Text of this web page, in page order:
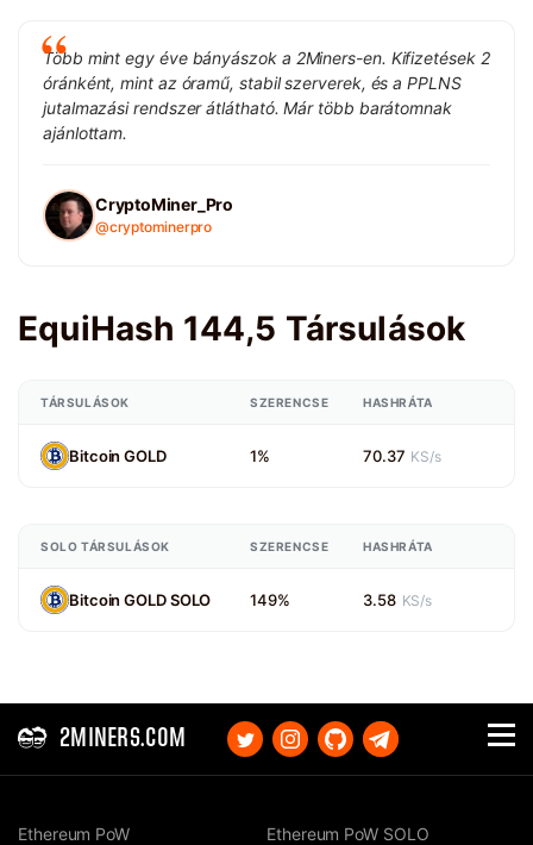
Több mint egy éve bányászok a 2Miners-en. Kifizetések 2
óránként, mint az óramű, stabil szerverek, és a PPLNS
jutalmazási rendszer átlátható. Már több barátomnak
ajánlottam.
CryptoMiner_Pro
@cryptominerpro
EquiHash 144,5 Társulások
TÁRSULÁSOK SZERENCSE HASHRÁTA
Bitcoin GOLD 1% 70.37 KS/s
SOLO TÁRSULÁSOK SZERENCSE HASHRÁTA
Bitcoin GOLD SOLO 149% 3.58 KS/s
2MINERS.COM
Ethereum PoW Ethereum PoW SOLO